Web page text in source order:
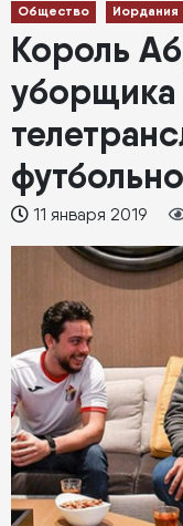
Общество Иордания
Король
11 января 2019